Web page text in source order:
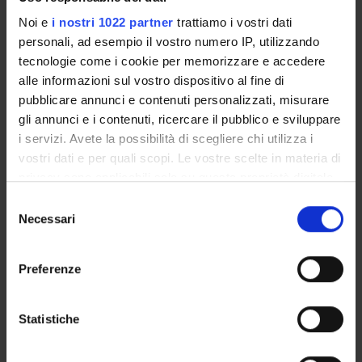
Noi e i nostri 1022 partner trattiamo i vostri dati
personali, ad esempio il vostro numero IP, utilizzando
tecnologie come i cookie per memorizzare e accedere
alle informazioni sul vostro dispositivo al fine di
pubblicare annunci e contenuti personalizzati, misurare
gli annunci e i contenuti, ricercare il pubblico e sviluppare
i servizi. Avete la possibilità di scegliere chi utilizza i
vostri dati e per quali scopi. Le vostre scelte in materia di
modificare o revocare il proprio consenso in qualsiasi
momento dalla Dichiarazione sui cookie o facendo clic
raccogliere informazioni sulla tua posizione
geografica, con un'approssimazione di qualche
delNecessari
Preferenze
Statistiche
Paola Savi
Componente
Michele Scandola
Componente
SEDUTE E VERBALI
ORGANIZZAZIONE
GOVERNANCE